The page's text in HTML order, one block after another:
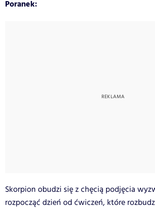
Poranek:
Skorpion obudzi się z chęcią podjęcia
rozpocząć dzień od ćwiczeń, które